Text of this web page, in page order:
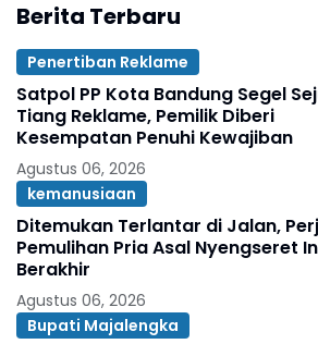
Berita Terbaru
Penertiban Reklame
Satpol PP Kota Bandung Segel
Tiang Reklame, Pemilik Diberi
Kesempatan Penuhi Kewajiban
Agustus 06, 2026
kemanusiaan
Ditemukan Terlantar di Jalan,
Pemulihan Pria Asal Nyengseret
Berakhir
Agustus 06, 2026
Bupati Majalengka